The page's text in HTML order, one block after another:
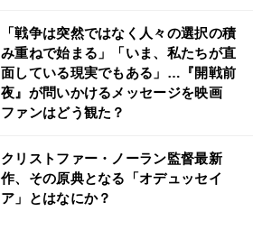
「戦争は突然ではなく人々の選択の積
み重ねで始まる」「いま、私たちが直
面している現実でもある」…『開戦前
夜』が問いかけるメッセージを映画
ファンはどう観た？
クリストファー・ノーラン監督最新
作、その原典となる「オデュッセイ
ア」とはなにか？